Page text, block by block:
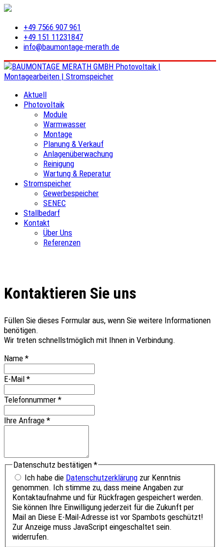
+49 7566 907 961
+49 151 11231847
info@baumontage-merath.de
Aktuell
Photovoltaik
Module
Warmwasser
Montage
Planung & Verkauf
Anlagenüberwachung
Reinigung
Wartung & Reperatur
Stromspeicher
Gewerbespeicher
SENEC
Stallbedarf
Kontakt
Über Uns
Referenzen
Kontaktieren Sie uns
Füllen Sie dieses Formular aus, wenn Sie weitere Informationen
benötigen.
Wir treten schnellstmöglich mit Ihnen in Verbindung.
Name *
E-Mail *
Telefonnummer *
Ihre Anfrage *
Datenschutz bestätigen *
Ich habe die Datenschutzerklärungzur Kenntnis
genommen. Ich stimme zu, dass meine Angaben zur
Kontaktaufnahme und für Rückfragen gespeichert werden.
Sie können Ihre Einwilligung jederzeit für die Zukunft per
Mail an Diese E-Mail-Adresse ist vor Spambots geschützt!
Zur Anzeige muss JavaScript eingeschaltet sein.
widerrufen.